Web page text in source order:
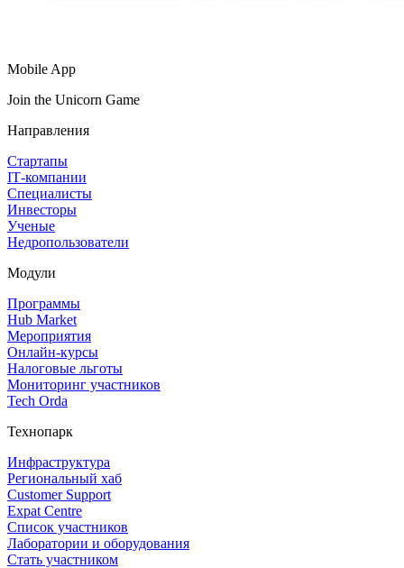
Mobile App
Join the Unicorn Game
Направления
Стартапы
IT‑компании
Специалисты
Инвесторы
Ученые
Недропользователи
Модули
Программы
Hub Market
Мероприятия
Онлайн‑курсы
Налоговые льготы
Мониторинг участников
Tech Orda
Технопарк
Инфраструктура
Региональный хаб
Customer Support
Expat Centre
Список участников
Лаборатории и оборудования
Стать участником